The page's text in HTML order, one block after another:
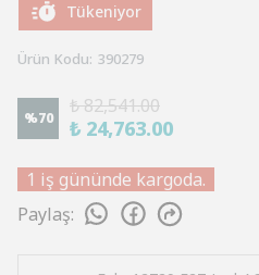
Tükeniyor
Ürün Kodu: 390279
%70
₺ 82,541.00
₺ 24,763.00
1 iş gününde kargoda.
Paylaş: